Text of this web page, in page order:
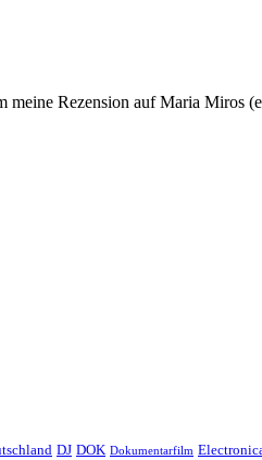
meine Rezension auf Maria
DJ DOK Dokumentarfilm